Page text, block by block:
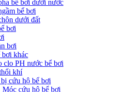
bể bơi dưới nước
bể bơi
dưới đất
bơi
bơi
bơi khác
clo PH nước bể bơi
khí
cứu hộ bể bơi
Móc cứu hộ bể bơi